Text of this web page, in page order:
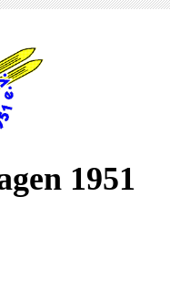
1951